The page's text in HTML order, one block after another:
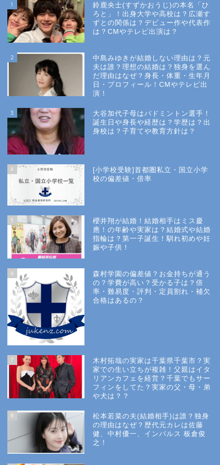
1
鈴鹿央士(すずかおうじ)の本名「ひ
ろと」！出身大学や高校は？広瀬す
ずとの関係は？デビュー作や代表作
は？CMやテレビ出演は？
2
中島みゆきが結婚しない理由は？元
夫は誰？理想の結婚は？独身を選ん
だ理由はなぜ？身長・体重・生年月
日・プロフィール！CMやテレビ出
演！
3
大谷加代子母はバドミントン選手！
誕生日や身長や経歴は？学歴は？出
身校は？子育てや教育方針は？
4
[小学校受験]首都圏私立・国立小学
校の偏差値・倍率
5
櫻井翔が結婚！結婚相手はミス慶
應！の年齢や実家は？結婚式や結婚
指輪は？第一子誕生！馴れ初めや妊
娠や子供！
6
森村学園の偏差値？お金持ちが通う
の？学費が高い？受かる子は？倍
率・難易度・評判・定員割れ・補欠
合格はあるの？
7
木村拓哉の実家は千葉県千葉市？実
家での生い立ちが複雑！父親はイタ
リアンカフェを経営？千葉でもサー
フィンをしてた？実家の父・母・弟
や犬は？？
8
松本若菜の夫(結婚相手)は誰？独身
の理由はなぜ？歴代元カレは佐藤
健、中村優一、インパルス 板倉俊
之！
Privacy Policy
小学校受験